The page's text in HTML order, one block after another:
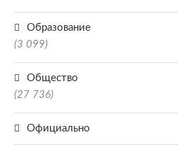
Образование
(3 099)
Общество
(27 736)
Официально